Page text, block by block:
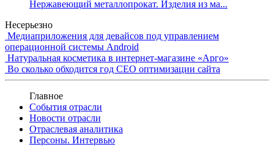
Нержавеющий металлопрокат. Изделия из ма...
Несерьезно
Медиаприложения для девайсов под управлением
операционной системы Android
Натуральная косметика в интернет-магазине «Арго»
Во сколько обходится год СЕО оптимизации сайта
Главное
События отрасли
Новости отрасли
Отраслевая аналитика
Персоны. Интервью